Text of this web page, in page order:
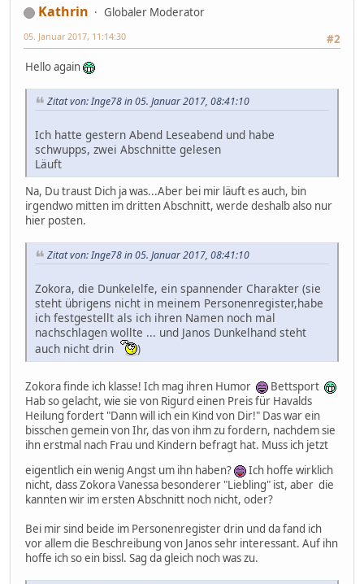
Kathrin
Globaler Moderator
#2
05. Januar 2017, 11:14:30
Hello again
Zitat von: Inge78 in 05. Januar 2017, 08:41:10
Ich hatte gestern Abend Leseabend und habe
schwupps, zwei Abschnitte gelesen
Läuft
Na, Du traust Dich ja was...Aber bei mir läuft es auch, bin
irgendwo mitten im dritten Abschnitt, werde deshalb also nur
hier posten.
Zitat von: Inge78 in 05. Januar 2017, 08:41:10
Zokora, die Dunkelelfe, ein spannender Charakter (sie
steht übrigens nicht in meinem Personenregister,habe
ich festgestellt als ich ihren Namen noch mal
nachschlagen wollte ... und Janos Dunkelhand steht
auch nicht drin
)
Zokora finde ich klasse! Ich mag ihren Humor
Bettsport
Hab so gelacht, wie sie von Rigurd einen Preis für Havalds
Heilung fordert "Dann will ich ein Kind von Dir!" Das war ein
bisschen gemein von Ihr, das von ihm zu fordern, nachdem sie
ihn erstmal nach Frau und Kindern befragt hat. Muss ich jetzt
eigentlich ein wenig Angst um ihn haben?
Ich hoffe wirklich
nicht, dass Zokora Vanessa besonderer "Liebling" ist, aber die
kannten wir im ersten Abschnitt noch nicht, oder?
Bei mir sind beide im Personenregister drin und da fand ich
vor allem die Beschreibung von Janos sehr interessant. Auf ihn
hoffe ich so ein bissl. Sag da gleich noch was zu.